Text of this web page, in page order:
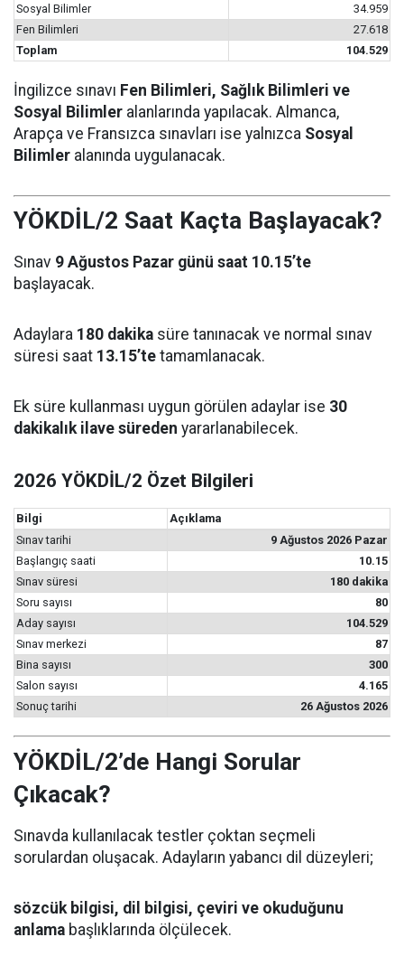
Sosyal Bilimler
34.959
Fen Bilimleri
27.618
Toplam
104.529
İngilizce sınavı Fen Bilimleri, Sağlık Bilimleri ve
Sosyal Bilimler alanlarında yapılacak. Almanca,
Arapça ve Fransızca sınavları ise yalnızca Sosyal
Bilimler alanında uygulanacak.
YÖKDİL/2 Saat Kaçta Başlayacak?
Sınav 9 Ağustos Pazar günü saat 10.15’te
başlayacak.
Adaylara 180 dakika süre tanınacak ve normal sınav
süresi saat 13.15’te tamamlanacak.
Ek süre kullanması uygun görülen adaylar ise 30
dakikalık ilave süreden yararlanabilecek.
2026 YÖKDİL/2 Özet Bilgileri
Bilgi
Açıklama
Sınav tarihi
9 Ağustos 2026 Pazar
Başlangıç saati
10.15
Sınav süresi
180 dakika
Soru sayısı
80
Aday sayısı
104.529
Sınav merkezi
87
Bina sayısı
300
Salon sayısı
4.165
Sonuç tarihi
26 Ağustos 2026
YÖKDİL/2’de Hangi Sorular
Çıkacak?
Sınavda kullanılacak testler çoktan seçmeli
sorulardan oluşacak. Adayların yabancı dil düzeyleri;
sözcük bilgisi, dil bilgisi, çeviri ve okuduğunu
anlama başlıklarında ölçülecek.